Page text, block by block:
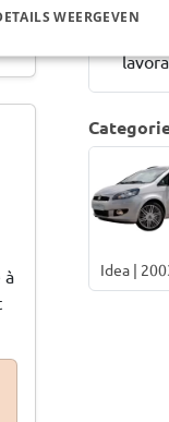
à
Idea |
WEERGEVEN